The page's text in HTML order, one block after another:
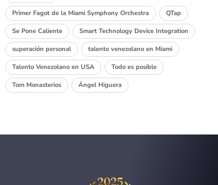
Primer Fagot de la Miami Symphony Orchestra QTap
Se Pone Caliente Smart Technology Device Integration
superación personal talento venezolano en Miami
Talento Venezolano en USA Todo es posible
Tom Monasterios Ángel Higuera